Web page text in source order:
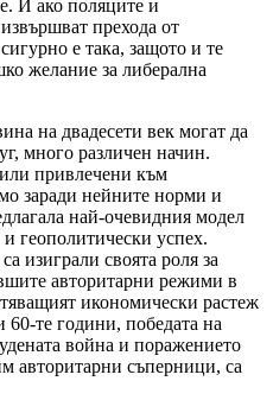
И ако поляците и
прехода от
е така, защото и те
желание за либерална
на двадесети век могат да
много различен начин.
привлечени към
заради нейните норми и
най-очевидния модел
геополитически успех.
изиграли своята роля за
авторитарни режими в
икономически растеж
60-те години, победата на
война и поражението
авторитарни съперници, са